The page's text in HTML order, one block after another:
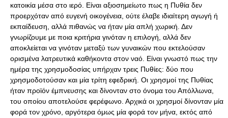
κατοικία μέσα στο ιερό. Είναι αξιοσημείωτο πως η Πυθία δεν
προερχόταν από ευγενή οικογένεια, ούτε έλαβε ιδιαίτερη αγωγή ή
εκπαίδευση, αλλά πιθανώς να ήταν μία απλή χωρική. Δεν
γνωρίζουμε με ποια κριτήρια γινόταν η επιλογή, αλλά δεν
αποκλείεται να γινόταν μεταξύ των γυναικών που εκτελούσαν
ορισμένα λατρευτικά καθήκοντα στον ναό. Είναι γνωστό πως την
ημέρα της χρησμοδοσίας υπήρχαν τρεις Πυθίες: δύο που
χρησμοδοτούσαν και μία τρίτη εφεδρική. Οι χρησμοί της Πυθίας
ήταν προϊόν έμπνευσης και δίνονταν στο όνομα του Απόλλωνα,
του οποίου αποτελούσε φερέφωνο. Αρχικά οι χρησμοί δίνονταν μία
φορά τον χρόνο, αργότερα όμως μία φορά τον μήνα, εκτός από